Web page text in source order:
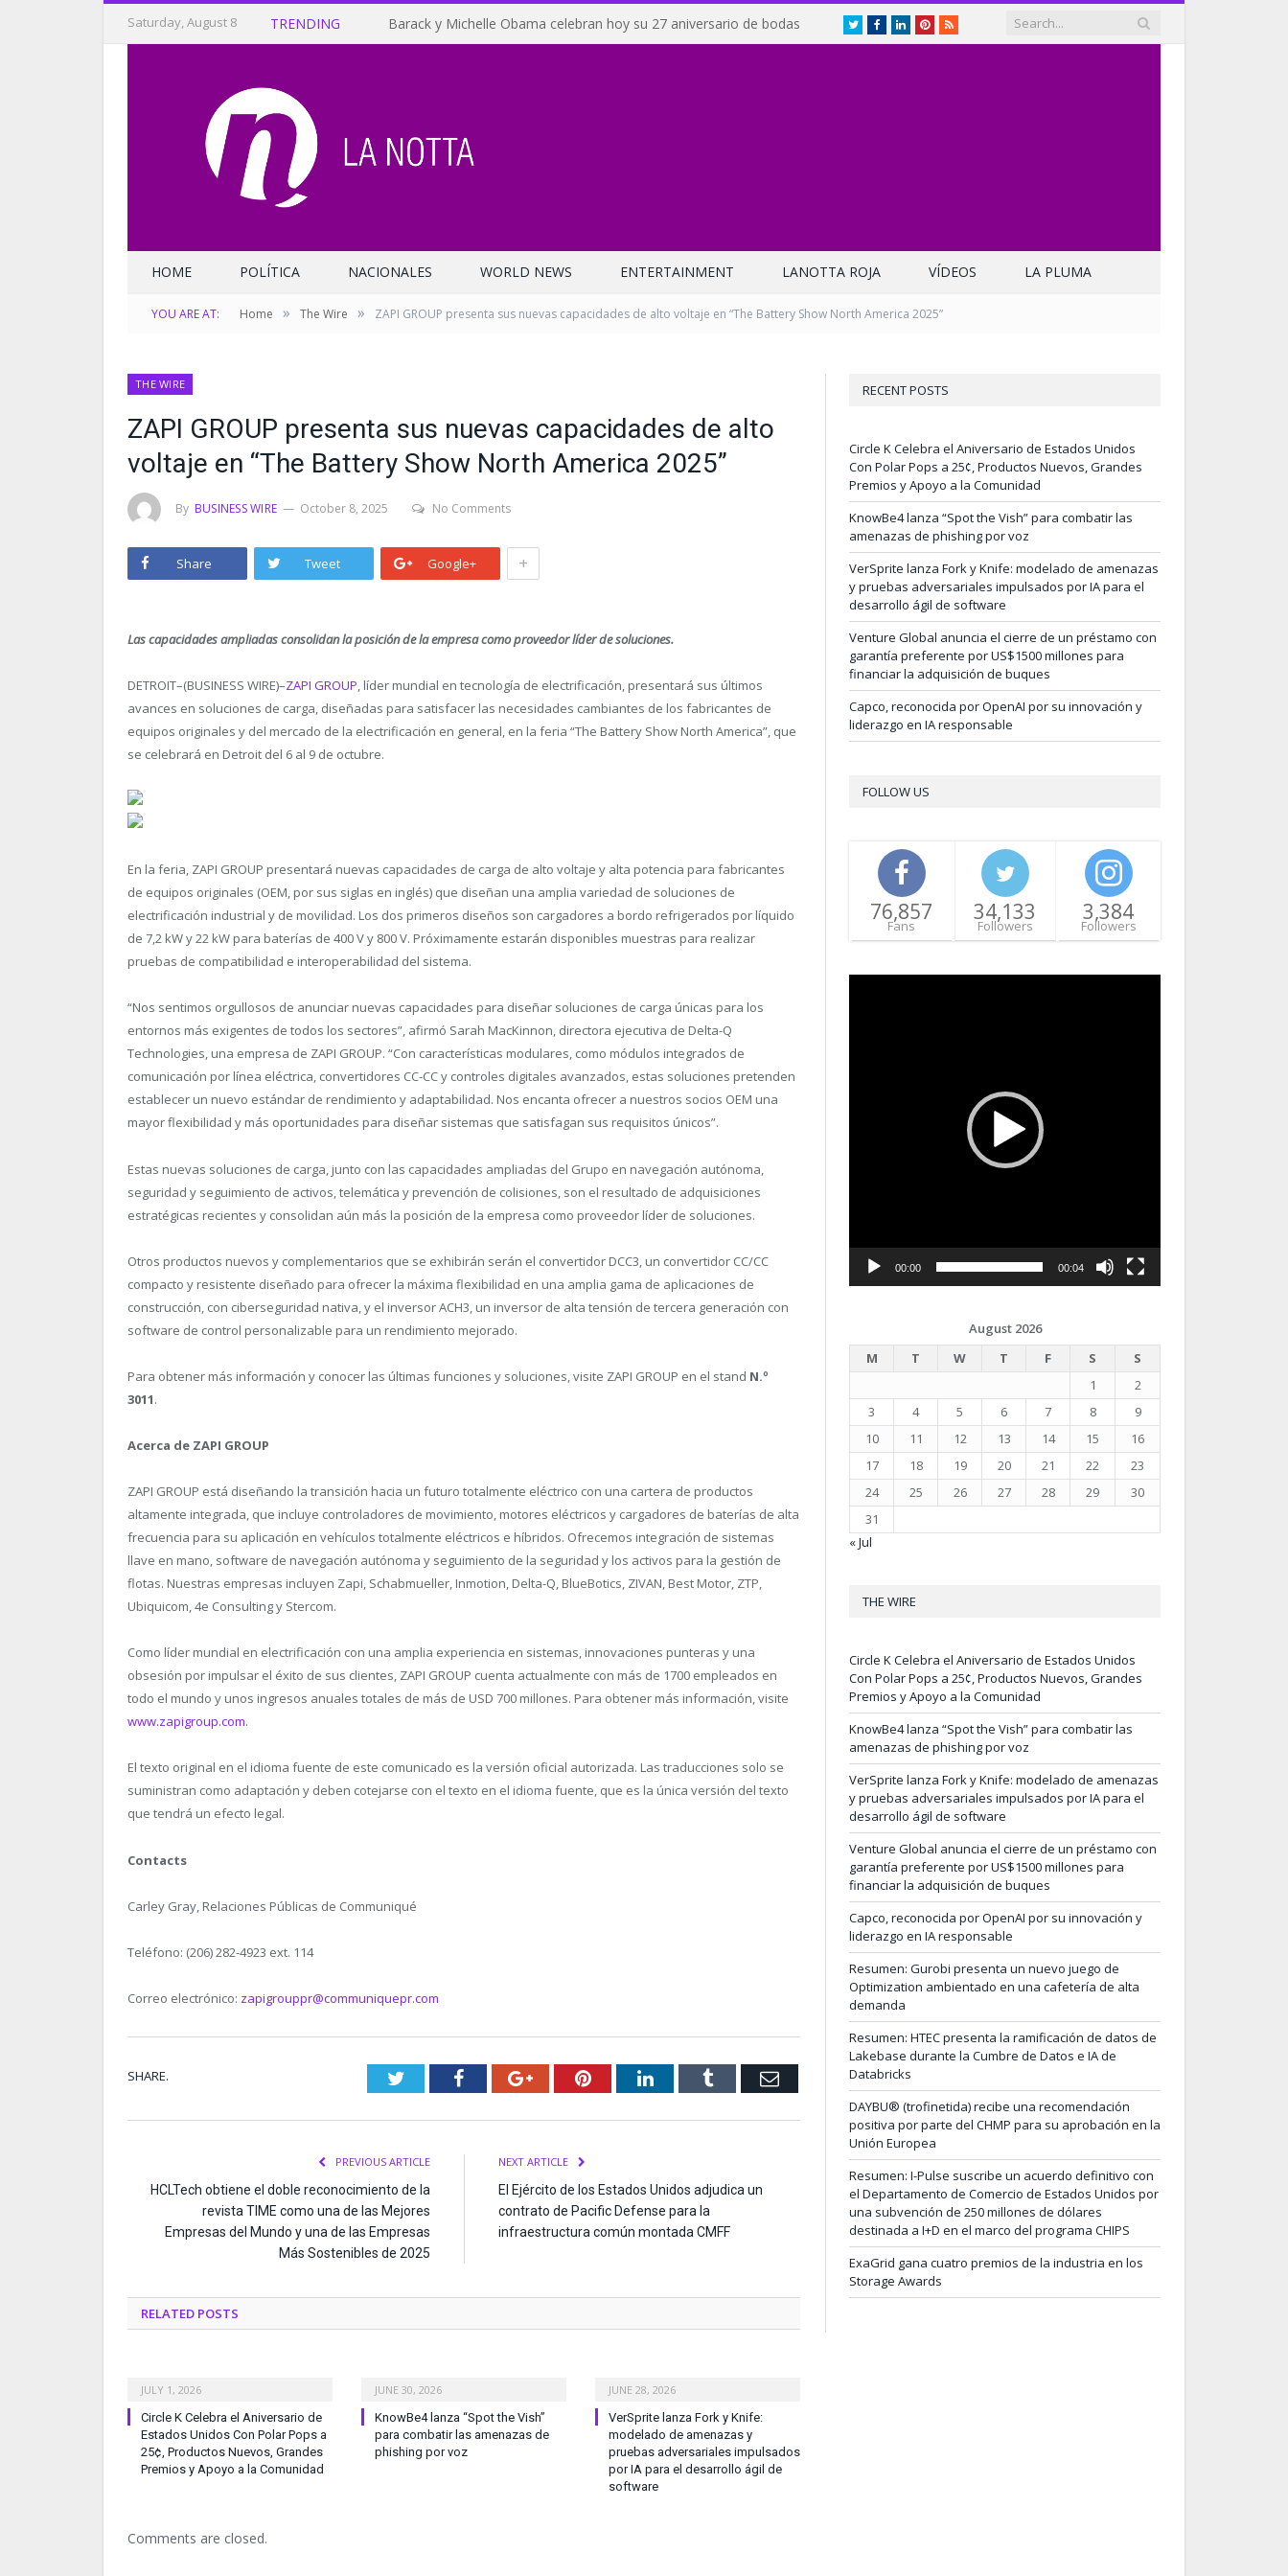
Saturday, August 8 TRENDING Barack y Michelle Obama celebran hoy su 27 aniversario de bodas TwitterFacebookLinkedInPinterest
RSS
HOME POLÍTICA NACIONALES WORLD NEWS ENTERTAINMENT LANOTTA ROJA VÍDEOS LA PLUMA
YOU ARE AT: Home » The Wire » ZAPI GROUP presenta sus nuevas capacidades de alto voltaje en “The Battery Show North America 2025”
THE WIRE
ZAPI GROUP presenta sus nuevas capacidades de alto
voltaje en “The Battery Show North America 2025”
By BUSINESS WIRE October 8, 2025 No Comments
Share Tweet Google+ +
Las capacidades ampliadas consolidan la posición de la empresa como proveedor líder de soluciones.
DETROIT–(BUSINESS WIRE)–ZAPI GROUP, líder mundial en tecnología de electrificación, presentará sus últimos
avances en soluciones de carga, diseñadas para satisfacer las necesidades cambiantes de los fabricantes de
equipos originales y del mercado de la electrificación en general, en la feria “The Battery Show North America”, que
se celebrará en Detroit del 6 al 9 de octubre.
En la feria, ZAPI GROUP presentará nuevas capacidades de carga de alto voltaje y alta potencia para fabricantes
de equipos originales (OEM, por sus siglas en inglés) que diseñan una amplia variedad de soluciones de
electrificación industrial y de movilidad. Los dos primeros diseños son cargadores a bordo refrigerados por líquido
de 7,2 kW y 22 kW para baterías de 400 V y 800 V. Próximamente estarán disponibles muestras para realizar
pruebas de compatibilidad e interoperabilidad del sistema.
“Nos sentimos orgullosos de anunciar nuevas capacidades para diseñar soluciones de carga únicas para los
entornos más exigentes de todos los sectores”, afirmó Sarah MacKinnon, directora ejecutiva de Delta-Q
Technologies, una empresa de ZAPI GROUP. “Con características modulares, como módulos integrados de
comunicación por línea eléctrica, convertidores CC-CC y controles digitales avanzados, estas soluciones pretenden
establecer un nuevo estándar de rendimiento y adaptabilidad. Nos encanta ofrecer a nuestros socios OEM una
mayor flexibilidad y más oportunidades para diseñar sistemas que satisfagan sus requisitos únicos”.
Estas nuevas soluciones de carga, junto con las capacidades ampliadas del Grupo en navegación autónoma,
seguridad y seguimiento de activos, telemática y prevención de colisiones, son el resultado de adquisiciones
estratégicas recientes y consolidan aún más la posición de la empresa como proveedor líder de soluciones.
Otros productos nuevos y complementarios que se exhibirán serán el convertidor DCC3, un convertidor CC/CC
compacto y resistente diseñado para ofrecer la máxima flexibilidad en una amplia gama de aplicaciones de
construcción, con ciberseguridad nativa, y el inversor ACH3, un inversor de alta tensión de tercera generación con
software de control personalizable para un rendimiento mejorado.
Para obtener más información y conocer las últimas funciones y soluciones, visite ZAPI GROUP en el stand N.º
3011.
Acerca de ZAPI GROUP
ZAPI GROUP está diseñando la transición hacia un futuro totalmente eléctrico con una cartera de productos
altamente integrada, que incluye controladores de movimiento, motores eléctricos y cargadores de baterías de alta
frecuencia para su aplicación en vehículos totalmente eléctricos e híbridos. Ofrecemos integración de sistemas
llave en mano, software de navegación autónoma y seguimiento de la seguridad y los activos para la gestión de
flotas. Nuestras empresas incluyen Zapi, Schabmueller, Inmotion, Delta-Q, BlueBotics, ZIVAN, Best Motor, ZTP,
Ubiquicom, 4e Consulting y Stercom.
Como líder mundial en electrificación con una amplia experiencia en sistemas, innovaciones punteras y una
obsesión por impulsar el éxito de sus clientes, ZAPI GROUP cuenta actualmente con más de 1700 empleados en
todo el mundo y unos ingresos anuales totales de más de USD 700 millones. Para obtener más información, visite
www.zapigroup.com.
El texto original en el idioma fuente de este comunicado es la versión oficial autorizada. Las traducciones solo se
suministran como adaptación y deben cotejarse con el texto en el idioma fuente, que es la única versión del texto
que tendrá un efecto legal.
Contacts
Carley Gray, Relaciones Públicas de Communiqué
Teléfono: (206) 282-4923 ext. 114
Correo electrónico: zapigrouppr@communiquepr.com
SHARE. TwitterFacebookGoogle+PinterestLinkedInTumblr Email
PREVIOUS ARTICLE
HCLTech obtiene el doble reconocimiento de la
revista TIME como una de las Mejores
Empresas del Mundo y una de las Empresas
Más Sostenibles de 2025
NEXT ARTICLE
El Ejército de los Estados Unidos adjudica un
contrato de Pacific Defense para la
infraestructura común montada CMFF
RELATED POSTS
JULY 1, 2026
Circle K Celebra el Aniversario de
Estados Unidos Con Polar Pops a
25¢, Productos Nuevos, Grandes
Premios y Apoyo a la Comunidad
JUNE 30, 2026
KnowBe4 lanza “Spot the Vish”
para combatir las amenazas de
phishing por voz
JUNE 28, 2026
VerSprite lanza Fork y Knife:
modelado de amenazas y
pruebas adversariales impulsados
por IA para el desarrollo ágil de
software
Comments are closed.
RECENT POSTS
Circle K Celebra el Aniversario de Estados Unidos
Con Polar Pops a 25¢, Productos Nuevos, Grandes
Premios y Apoyo a la Comunidad
KnowBe4 lanza “Spot the Vish” para combatir las
amenazas de phishing por voz
VerSprite lanza Fork y Knife: modelado de amenazas
y pruebas adversariales impulsados por IA para el
desarrollo ágil de software
Venture Global anuncia el cierre de un préstamo con
garantía preferente por US$1500 millones para
financiar la adquisición de buques
Capco, reconocida por OpenAI por su innovación y
liderazgo en IA responsable
FOLLOW US
76,857
Fans
34,133
Followers
3,384
Followers
00:00 00:04
August 2026
M
T W T F S
S
1
2
3
4 5 6 7 8
9
10
11 12 13 14 15
16
17
18 19 20 21 22
23
24
25 26 27 28 29
30
31
« Jul
THE WIRE
Circle K Celebra el Aniversario de Estados Unidos
Con Polar Pops a 25¢, Productos Nuevos, Grandes
Premios y Apoyo a la Comunidad
KnowBe4 lanza “Spot the Vish” para combatir las
amenazas de phishing por voz
VerSprite lanza Fork y Knife: modelado de amenazas
y pruebas adversariales impulsados por IA para el
desarrollo ágil de software
Venture Global anuncia el cierre de un préstamo con
garantía preferente por US$1500 millones para
financiar la adquisición de buques
Capco, reconocida por OpenAI por su innovación y
liderazgo en IA responsable
Resumen: Gurobi presenta un nuevo juego de
Optimization ambientado en una cafetería de alta
demanda
Resumen: HTEC presenta la ramificación de datos de
Lakebase durante la Cumbre de Datos e IA de
Databricks
DAYBU® (trofinetida) recibe una recomendación
positiva por parte del CHMP para su aprobación en la
Unión Europea
Resumen: I-Pulse suscribe un acuerdo definitivo con
el Departamento de Comercio de Estados Unidos por
una subvención de 250 millones de dólares
destinada a I+D en el marco del programa CHIPS
ExaGrid gana cuatro premios de la industria en los
Storage Awards